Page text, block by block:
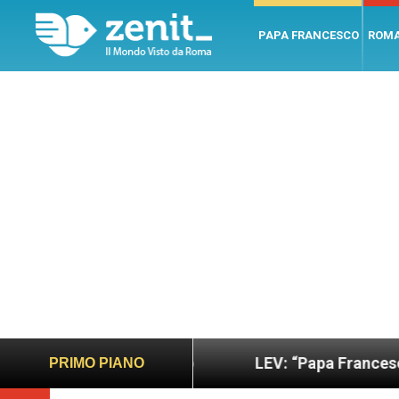
PAPA FRANCESCO
PRIMO PIANO
e giusto LEV: “Papa Francesco. Un uomo